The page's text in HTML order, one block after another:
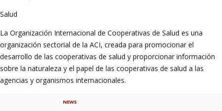
Salud
La Organización Internacional de Cooperativas de Salud es una
organización sectorial de la ACI, creada para promocionar el
desarrollo de las cooperativas de salud y proporcionar información
sobre la naturaleza y el papel de las cooperativas de salud a las
agencias y organismos internacionales.
NEWS